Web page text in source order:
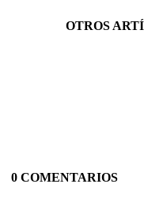
OTROS
0 COMENTARIOS